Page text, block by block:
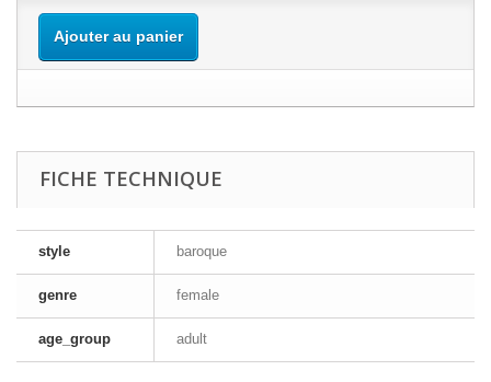
Ajouter au panier
FICHE TECHNIQUE
style baroque
genre female
age_group adult